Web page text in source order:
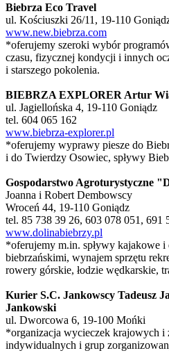
Biebrza Eco Travel
ul. Kościuszki 26/11, 19-110
www.new.biebrza.com
*oferujemy szeroki wybór
czasu, fizycznej kondycji i innych
i starszego pokolenia.
BIEBRZA EXPLORER Artur
ul. Jagiellońska 4, 19-110 Goniądz
tel. 604 065 162
www.biebrza-explorer.pl
*oferujemy wyprawy piesze do
i do Twierdzy Osowiec, spływy
Gospodarstwo Agroturystyczne
Joanna i Robert Dembowscy
Wroceń 44, 19-110 Goniądz
tel. 85 738 39 26, 603 078 051, 691
www.dolinabiebrzy.pl
*oferujemy m.in. spływy kajakowe i
biebrzańskimi, wynajem sprzętu
rowery górskie, łodzie wędkarskie,
Kurier S.C. Jankowscy Tadeusz
Jankowski
ul. Dworcowa 6, 19-100 Mońki
*organizacja wycieczek krajowych i
indywidualnych i grup